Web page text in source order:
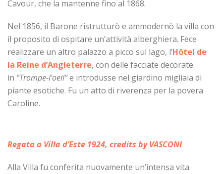
Cavour, che la mantenne fino al 1868.
Nel 1856, il Barone ristrutturò e ammodernò la villa con
il proposito di ospitare un’attività alberghiera. Fece
realizzare un altro palazzo a picco sul lago, l’Hôtel de
la Reine d’Angleterre, con delle facciate decorate
in “Trompe-l’oeil”e introdusse nel giardino migliaia di
piante esotiche. Fu un atto di riverenza per la povera
Caroline.
Regata a Villa d’Este 1924, credits by VASCONI
Alla Villa fu conferita nuovamente un’intensa vita